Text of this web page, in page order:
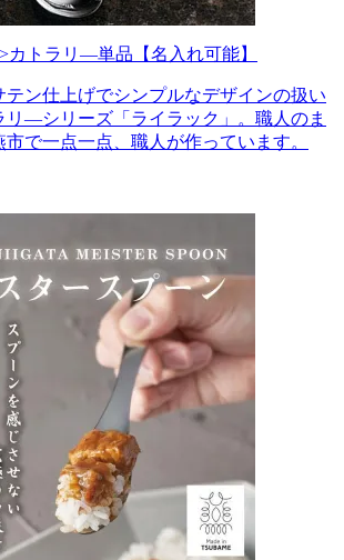
カトラリ―単品【名入れ可能】
テン仕上げでシンプルなデザインの扱い
リ―シリーズ「ライラック」。職人のま
で一点一点、職人が作っています。